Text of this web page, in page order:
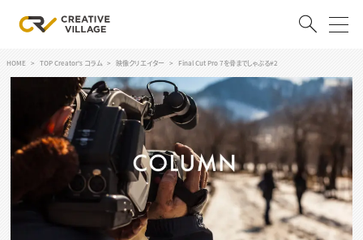
ログイン 会員登録
クリエイター求人を探す
CREATIVE JOB求人検索
HOME TOP Creator's コラム 映像クリエイター Final Cut Pro 7を骨までしゃぶる#2